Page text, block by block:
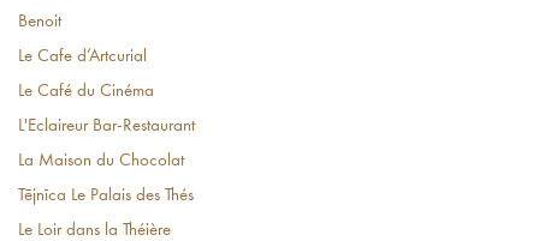
Benoit
Le Cafe d’Artcurial
Le Café du Cinéma
L'Eclaireur Bar-Restaurant
La Maison du Chocolat
Tējnīca Le Palais des Thés
Le Loir dans la Théière